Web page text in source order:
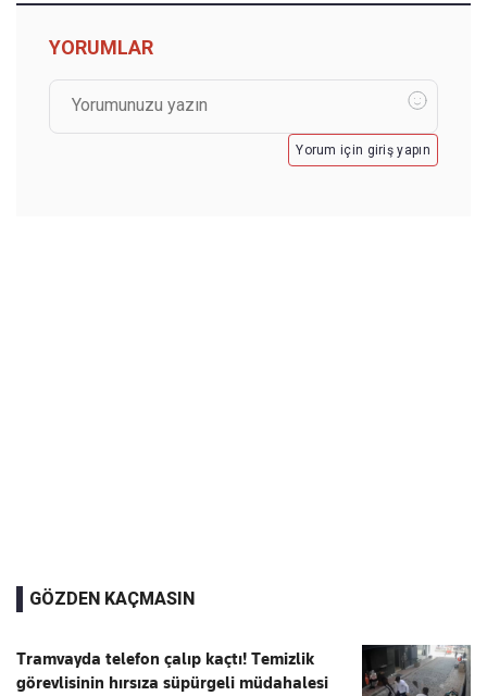
YORUMLAR
Yorum için giriş yapın
GÖZDEN KAÇMASIN
Tramvayda telefon çalıp kaçtı! Temizlik
görevlisinin hırsıza süpürgeli müdahalesi